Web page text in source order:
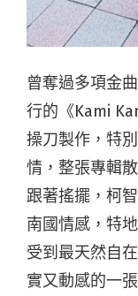
曾奪過多項金
行的《Kami
操刀製作，特
情，整張專輯
跟著搖擺，柯
南國情感，特
受到最天然自
實又動感的一張